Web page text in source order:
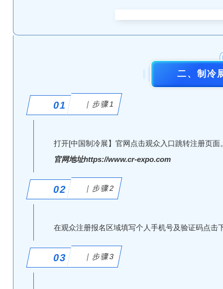
二、制冷
01 ｜步骤1
打开[中国制冷展】官网点击观众入口跳转注册页面
官网地址https://www.cr-expo.com
02 ｜步骤2
在观众注册报名区域填写个人手机号及验证码点击
03 ｜步骤3